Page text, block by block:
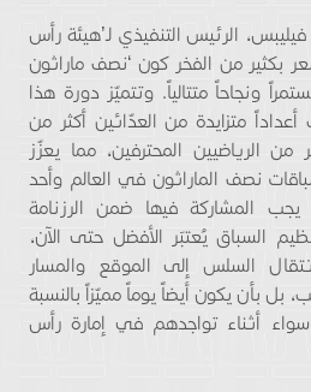
الرئيس التنفيذي لـ’هيئة رأس
بكثير من الفخر كون ‘نصف ماراثون
ونجاحاً متتالياً. وتتميّز دورة هذا
متزايدة من العدّائين أكثر من
الرياضيين المحترفين، مما يعزّز
نصف الماراثون في العالم وأحد
يجب المشاركة فيها ضمن الرزنامة
السباق يُعتبَر الأفضل حتى الآن،
السلس إلى الموقع والمسار
للعام 2020 فحسب، بل بأن يكون أيضاً يوماً مميّزاً بالنسبة
سواء أثناء تواجدهم في إمارة رأس